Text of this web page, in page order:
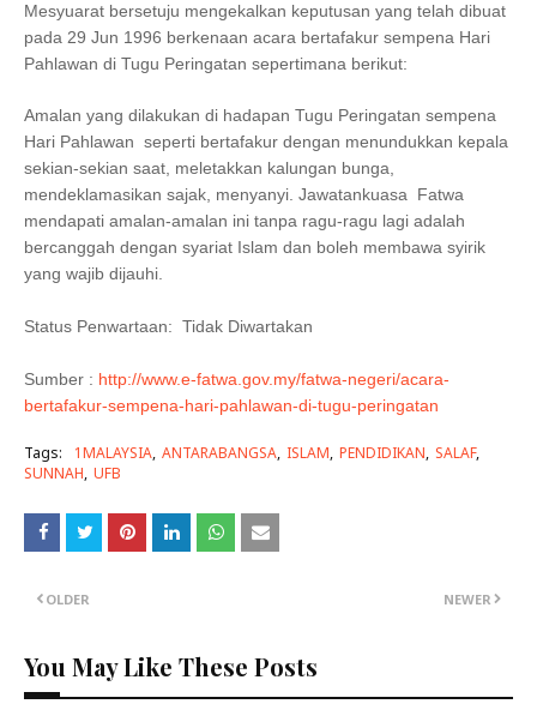
Mesyuarat bersetuju mengekalkan keputusan yang telah dibuat
pada 29 Jun 1996 berkenaan acara bertafakur sempena Hari
Pahlawan di Tugu Peringatan sepertimana berikut:
Amalan yang dilakukan di hadapan Tugu Peringatan sempena
Hari Pahlawan seperti bertafakur dengan menundukkan kepala
sekian-sekian saat, meletakkan kalungan bunga,
mendeklamasikan sajak, menyanyi. Jawatankuasa Fatwa
mendapati amalan-amalan ini tanpa ragu-ragu lagi adalah
bercanggah dengan syariat Islam dan boleh membawa syirik
yang wajib dijauhi.
Status Penwartaan: Tidak Diwartakan
Sumber : http://www.e-fatwa.gov.my/fatwa-negeri/acara-
bertafakur-sempena-hari-pahlawan-di-tugu-peringatan
Tags: 1MALAYSIA ANTARABANGSA ISLAM PENDIDIKAN SALAF
SUNNAH UFB
NEWER
OLDER
You May Like These Posts